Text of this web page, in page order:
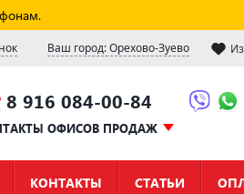
Ваш город: Орехово-Зуево
8 916 084-00-84
ОФИСОВ ПРОДАЖ
КОНТАКТЫ СТАТЬИ